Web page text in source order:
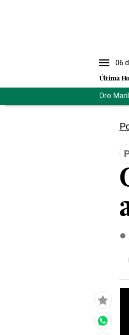
06
Última
Oro